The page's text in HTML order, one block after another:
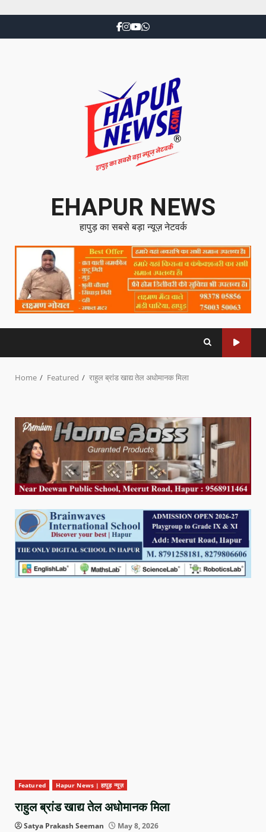
EHAPUR NEWS
हापुड़ का सबसे बड़ा न्यूज़ नेटवर्क
Home Featured राहुल ब्रांड खाद्य तेल अधोमानक मिला
Featured Hapur News | हापुड़ न्यूज़
राहुल ब्रांड खाद्य तेल अधोमानक मिला
Satya Prakash Seeman May 8, 2026